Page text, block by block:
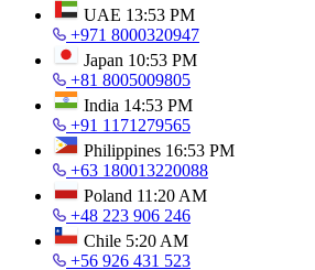
UAE 13:53 PM
+971 8000320947
Japan 10:53 PM
+81 8005009805
India 14:53 PM
+91 1171279565
Philippines 16:53 PM
+63 180013220088
Poland 11:20 AM
+48 223 906 246
Chile 5:20 AM
+56 926 431 523